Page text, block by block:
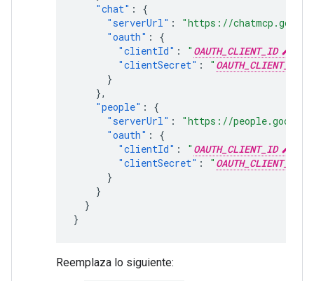
"chat" :
{
"serverUrl" :
"https://
"oauth" :
{
"clientId" : " OAUTH_CLIENT_ID
"clientSecret" : "
}
},
"people" :
{
"serverUrl" :
"https://
"oauth" :
{
"clientId" : " OAUTH_CLIENT_ID
"clientSecret" : "
}
}
}
}
Reemplaza lo siguiente: